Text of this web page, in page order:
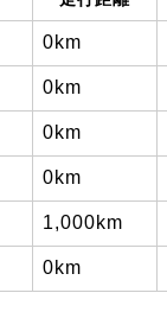
0km
0km
0km
0km
1,000km
0km